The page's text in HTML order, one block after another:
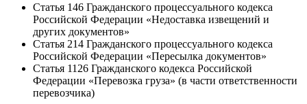
Статья 146 Гражданского процессуального кодекса
Российской Федерации «Недоставка извещений и
других документов»
Статья 214 Гражданского процессуального кодекса
Российской Федерации «Пересылка документов»
Статья 1126 Гражданского кодекса Российской
Федерации «Перевозка груза» (в части ответственности
перевозчика)